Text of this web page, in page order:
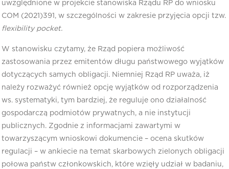
uwzględnione w projekcie stanowiska Rządu RP do wniosku
COM (2021)391, w szczególności w zakresie przyjęcia opcji tzw.
flexibility pocket.
W stanowisku czytamy, że Rząd popiera możliwość
zastosowania przez emitentów długu państwowego wyjątków
dotyczących samych obligacji. Niemniej Rząd RP uważa, iż
należy rozważyć również opcję wyjątków od rozporządzenia
ws. systematyki, tym bardziej, że reguluje ono działalność
gospodarczą podmiotów prywatnych, a nie instytucji
publicznych. Zgodnie z informacjami zawartymi w
towarzyszącym wnioskowi dokumencie – ocena skutków
regulacji – w ankiecie na temat skarbowych zielonych obligacji
połowa państw członkowskich, które wzięły udział w badaniu,